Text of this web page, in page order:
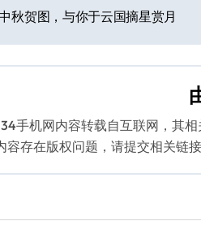
中秋贺图，与你于云国摘星赏月
手机网内容转载自互联网，其
容存在版权问题，请提交相关链